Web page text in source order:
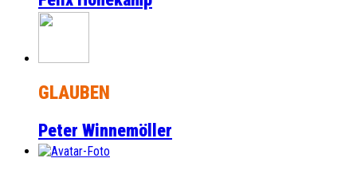
GLAUBEN
Peter Winnemöller